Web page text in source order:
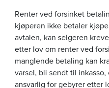
Renter ved forsinket
kjøperen ikke betaler
avtalen, kan selgeren
etter lov om renter ved
manglende betaling kan
varsel, bli sendt til
ansvarlig for gebyrer etter